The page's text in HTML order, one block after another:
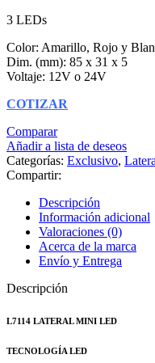
3 LEDs
Color: Amarillo, Rojo y
Dim. (mm): 85 x 31 x 5
Voltaje: 12V o 24V
COTIZAR
Comparar
Añadir a lista de deseos
Categorías: Exclusivo,
Compartir:
Descripción
Información adicional
Valoraciones (0)
Acerca de la marca
Envío y Entrega
Descripción
L7114 LATERAL MINI LED
TECNOLOGÍA LED